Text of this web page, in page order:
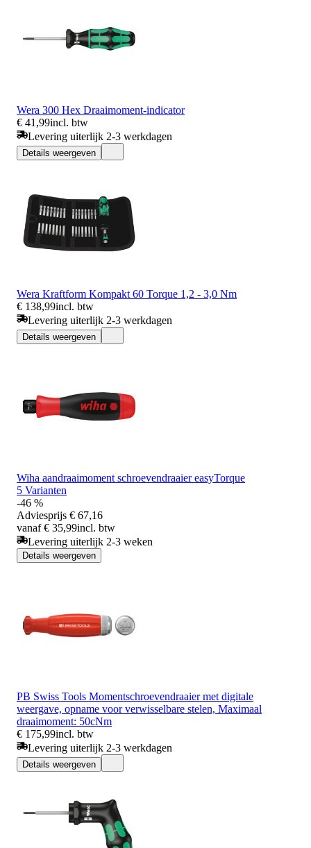
Wera 300 Hex Draaimoment-indicator
€ 41,99incl. btw
Levering uiterlijk 2-3 werkdagen
Details weergeven
Wera Kraftform Kompakt 60 Torque 1,2 - 3,0 Nm
€ 138,99incl. btw
Levering uiterlijk 2-3 werkdagen
Details weergeven
Wiha aandraaimoment schroevendraaier easyTorque
5 Varianten
-46 %
Adviesprijs € 67,16
vanaf € 35,99incl. btw
Levering uiterlijk 2-3 weken
Details weergeven
PB Swiss Tools Momentschroevendraaier met digitale
weergave, opname voor verwisselbare stelen, Maximaal
draaimoment: 50cNm
€ 175,99incl. btw
Levering uiterlijk 2-3 werkdagen
Details weergeven